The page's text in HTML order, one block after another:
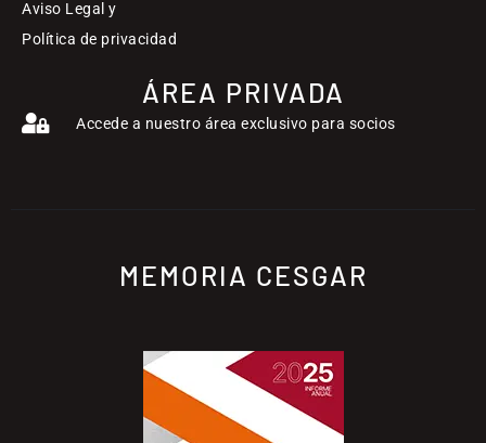
Aviso Legal y
Política de privacidad
ÁREA PRIVADA
Accede a nuestro área exclusivo para socios
MEMORIA CESGAR